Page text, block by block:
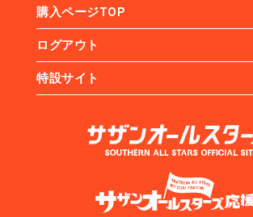
購入ページTOP
ログアウト
特設サイト